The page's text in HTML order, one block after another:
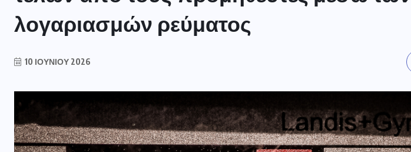
λογαριασμών ρεύματος
10 ΙΟΥΝΊΟΥ 2026